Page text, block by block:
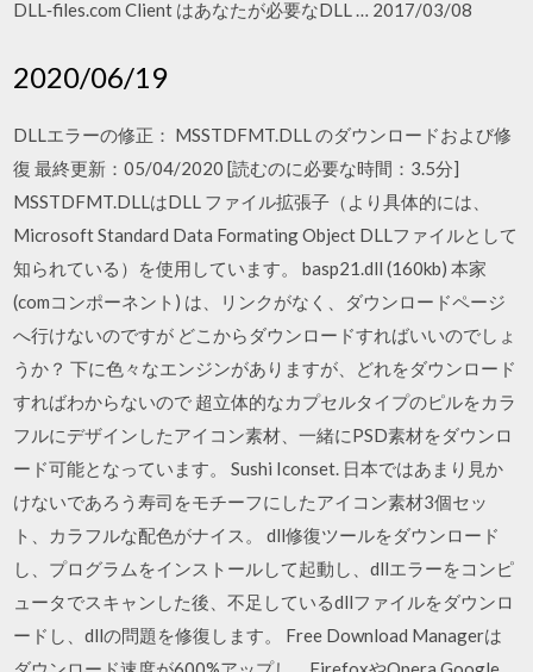
DLL‑files.com Client はあなたが必要なDLL … 2017/03/08
2020/06/19
DLLエラーの修正： MSSTDFMT.DLL のダウンロードおよび修
復 最終更新：05/04/2020 [読むのに必要な時間：3.5分]
MSSTDFMT.DLLはDLL ファイル拡張子（より具体的には、
Microsoft Standard Data Formating Object DLLファイルとして
知られている）を使用しています。 basp21.dll (160kb) 本家
(comコンポーネント) は、リンクがなく、ダウンロードページ
へ行けないのですが どこからダウンロードすればいいのでしょ
うか？ 下に色々なエンジンがありますが、どれをダウンロード
すればわからないので 超立体的なカプセルタイプのピルをカラ
フルにデザインしたアイコン素材、一緒にPSD素材をダウンロ
ード可能となっています。 Sushi Iconset. 日本ではあまり見か
けないであろう寿司をモチーフにしたアイコン素材3個セッ
ト、カラフルな配色がナイス。 dll修復ツールをダウンロード
し、プログラムをインストールして起動し、dllエラーをコンピ
ュータでスキャンした後、不足しているdllファイルをダウンロ
ードし、dllの問題を修復します。 Free Download Managerは